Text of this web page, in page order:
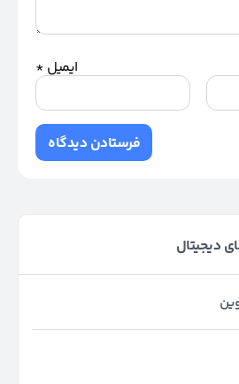
ایمیل *
دیجیتال